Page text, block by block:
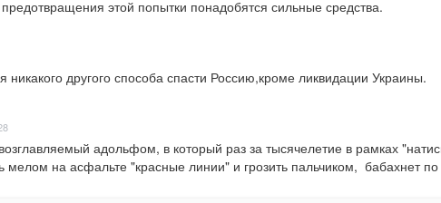
этой попытки понадобятся сильные средства.
никакого другого способа спасти Россию,кроме ликвидации Украины.
адольфом, в который раз за тысячелетие в рамках
мелом на асфальте "красные линии" и грозить пальчиком,  бабахнет